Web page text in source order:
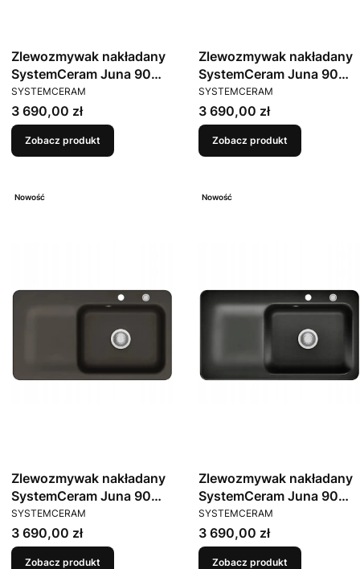
Zlewozmywak nakładany
SystemCeram Juna 90
Gronland 12 Prawa
komora
PRODUCENT
SYSTEMCERAM
Cena
3 690,00 zł
Zobacz produkt
Zlewozmywak nakładany
SystemCeram Juna 90
Polar 13 Prawa komora
PRODUCENT
SYSTEMCERAM
Cena
3 690,00 zł
Zobacz produkt
Nowość
Zlewozmywak nakładany
SystemCeram Juna 90
Siena 65 Prawa komora
PRODUCENT
SYSTEMCERAM
Cena
3 690,00 zł
Zobacz produkt
Nowość
Zlewozmywak nakładany
SystemCeram Juna 90
Nero 68 Prawa komora
PRODUCENT
SYSTEMCERAM
Cena
3 690,00 zł
Zobacz produkt